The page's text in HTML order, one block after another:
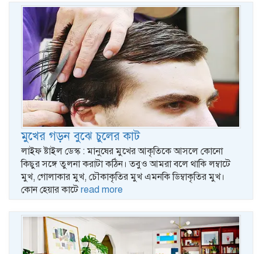
মুখের গড়ন বুঝে চুলের কাট
লাইফ ষ্টাইল ডেস্ক : মানুষের মুখের আকৃতিকে আসলে কোনো
কিছুর সঙ্গে তুলনা করাটা কঠিন। তবুও আমরা বলে থাকি লম্বাটে
মুখ, গোলাকার মুখ, চৌকাকৃতির মুখ এমনকি ডিম্বাকৃতির মুখ।
কোন হেয়ার কাটেread more